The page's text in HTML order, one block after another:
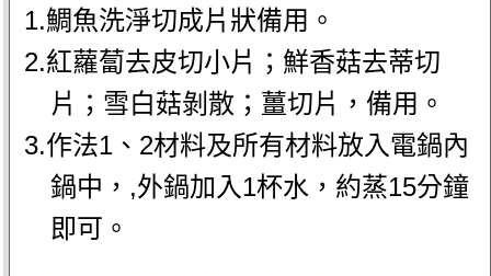
1.鯛魚洗淨切成片狀備用。
2.紅蘿蔔去皮切小片；鮮香菇去蒂切
片；雪白菇剝散；薑切片，備用。
3.作法1、2材料及所有材料放入電鍋內
鍋中，,外鍋加入1杯水，約蒸15分鐘
即可。